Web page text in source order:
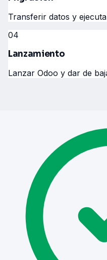
Transferir datos y
04
Lanzamiento
Lanzar Odoo y dar de